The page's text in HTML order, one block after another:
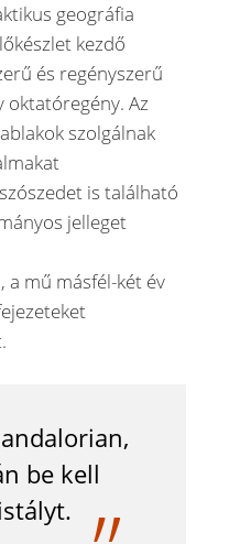
geográfia
kezdő
és regényszerű
oktatóregény. Az
szolgálnak
is található
jelleget
a mű másfél-két év
be kell